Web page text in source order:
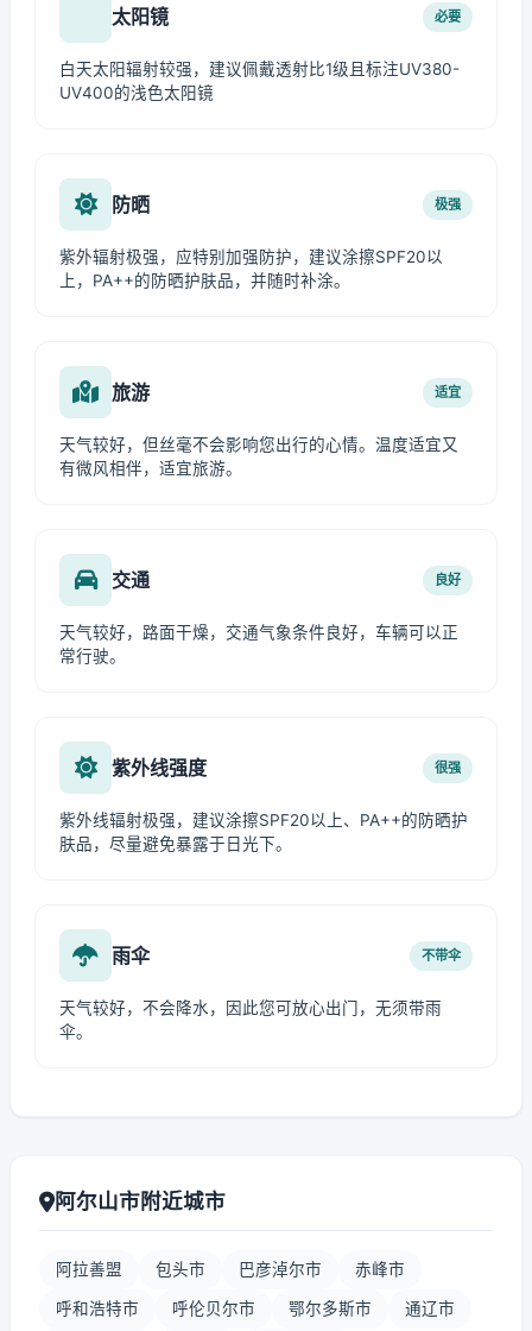
太阳镜 必要
白天太阳辐射较强，建议佩戴透射比1级且标注UV380-
UV400的浅色太阳镜
防晒 极强
紫外辐射极强，应特别加强防护，建议涂擦SPF20以
上，PA++的防晒护肤品，并随时补涂。
旅游 适宜
天气较好，但丝毫不会影响您出行的心情。温度适宜又
有微风相伴，适宜旅游。
交通 良好
天气较好，路面干燥，交通气象条件良好，车辆可以正
常行驶。
紫外线强度 很强
紫外线辐射极强，建议涂擦SPF20以上、PA++的防晒护
肤品，尽量避免暴露于日光下。
雨伞 不带伞
天气较好，不会降水，因此您可放心出门，无须带雨
伞。
阿尔山市附近城市
阿拉善盟 包头市 巴彦淖尔市 赤峰市
呼和浩特市 呼伦贝尔市 鄂尔多斯市 通辽市